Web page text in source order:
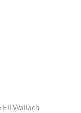
Eli Wallach